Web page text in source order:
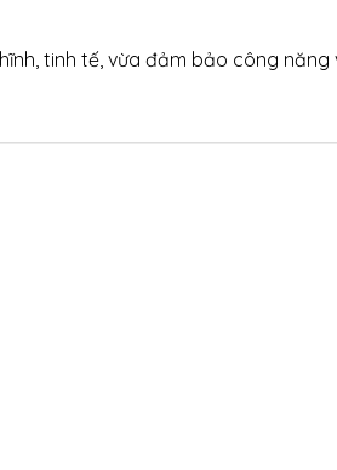
tinh tế, vừa đảm bảo công